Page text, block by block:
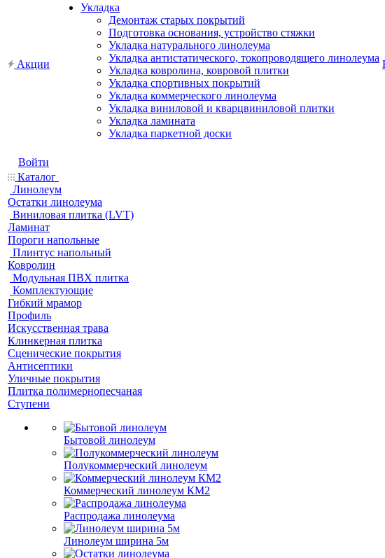
Акции
Укладка
Демонтаж старых покрытий
Подготовка основания, устройство стяжки
Укладка натурального линолеума
Укладка антистатического, токопроводящего линолеума
Укладка ковролина, ковровой плитки
Укладка спортивных покрытий
Укладка коммерческого линолеума
Укладка виниловой и кварцвиниловой плитки
Укладка ламината
Укладка паркетной доски
Войти
Каталог
Линолеум
Остатки линолеума
Виниловая плитка (LVT)
Ламинат
Пороги напольные
Плинтус напольный
Ковролин
Модульная ПВХ плитка
Комплектующие
Гибкий мрамор
Профиль
Искусственная трава
Клинкерная плитка
Сценические покрытия
Антисептики
Уличные покрытия
Плитка полимернопесчаная
Ступени
Бытовой линолеум
Полукоммерческий линолеум
Коммерческий линолеум КМ2
Распродажа линолеума
Линолеум ширина 5м